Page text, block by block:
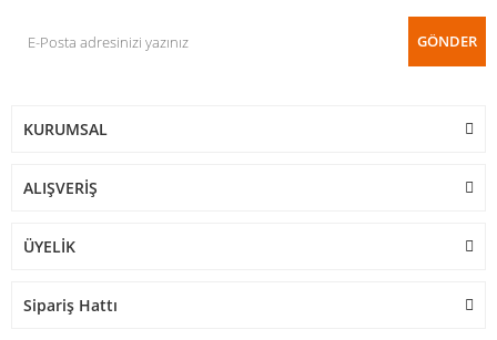
GÖNDER
KURUMSAL
ALIŞVERİŞ
ÜYELİK
Sipariş Hattı